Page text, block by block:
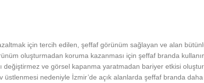
için tercih edilen, şeffaf görünüm sağlayan ve alan
oluşturmadan koruma kazanması için şeffaf branda
değiştirmez ve görsel kapanma yaratmadan bariyer etkisi
nedeniyle İzmir’de açık alanlarda şeffaf branda